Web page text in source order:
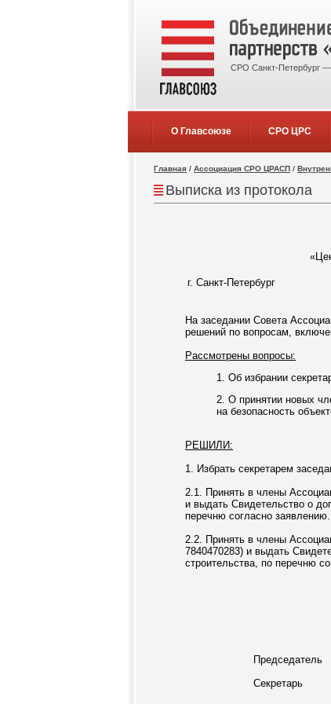
СРО Санкт-Петербург
О Главсоюзе СРО ЦРС
Главная / Ассоциация СРО ЦРАСП /
Выписка из протокола
г. Санкт-Петербург
На заседании Совета
решений по вопросам,
Рассмотрены вопросы:
1. Об избрании
2. О принятии новых
на безопасность
РЕШИЛИ:
1. Избрать секретарем
2.1. Принять в члены
и выдать Свидетельство о
перечню согласно заявлению.
2.2. Принять в члены
7840470283) и выдать
строительства, по перечню
Председатель
Секретарь